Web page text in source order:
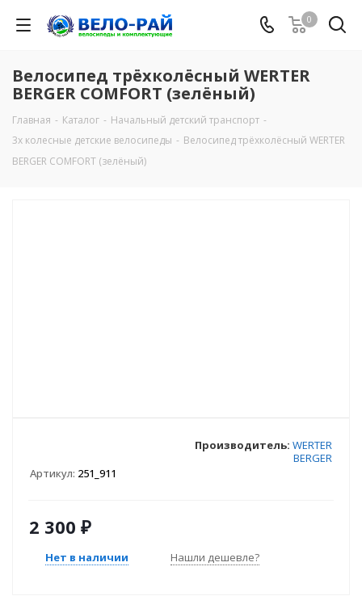
0
Велосипед трёхколёсный WERTER
BERGER COMFORT (зелёный)
Главная - Каталог - Начальный детский транспорт -
3х колесные детские велосипеды - Велосипед трёхколёсный WERTER
BERGER COMFORT (зелёный)
Артикул: 251_911
Производитель: WERTER
BERGER
2 300 ₽
Нет в наличии Нашли дешевле?